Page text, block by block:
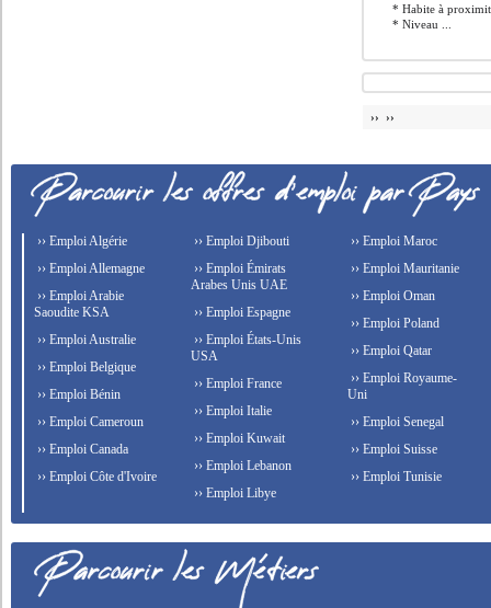
* Habite à
* Niveau ...
›› ››
›› Emploi Algérie
›› Emploi Allemagne
›› Emploi Arabie
Saoudite KSA
›› Emploi Australie
›› Emploi Belgique
›› Emploi Bénin
›› Emploi Cameroun
›› Emploi Canada
›› Emploi Côte d'Ivoire
›› Emploi Djibouti
›› Emploi Émirats
Arabes Unis UAE
›› Emploi Espagne
›› Emploi États-Unis
USA
›› Emploi France
›› Emploi Italie
›› Emploi Kuwait
›› Emploi Lebanon
›› Emploi Libye
›› Emploi Maroc
›› Emploi Mauritanie
›› Emploi Oman
›› Emploi Poland
›› Emploi Qatar
›› Emploi Royaume-
Uni
›› Emploi Senegal
›› Emploi Suisse
›› Emploi Tunisie